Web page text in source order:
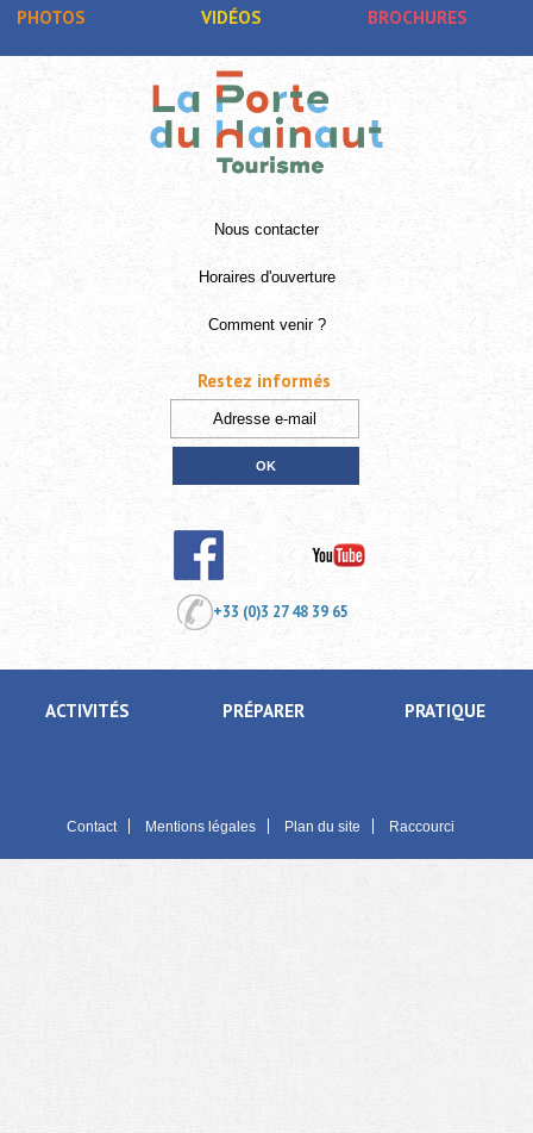
PHOTOS VIDÉOS BROCHURES
Nous contacter
Horaires d'ouverture
Comment venir ?
+33 (0)3 27 48 39 65
ACTIVITÉS PRÉPARER PRATIQUE
Contact Mentions légales Plan du site Raccourci
Restez informés